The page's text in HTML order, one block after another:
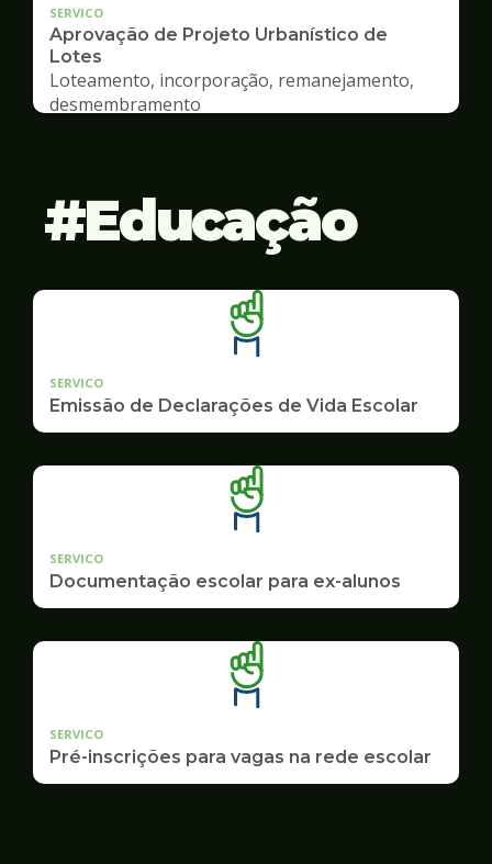
SERVICO
Aprovação de Projeto Urbanístico de
Lotes
Loteamento, incorporação, remanejamento,
desmembramento
Educação
SERVICO
Emissão de Declarações de Vida Escolar
SERVICO
Documentação escolar para ex-alunos
SERVICO
Pré-inscrições para vagas na rede escolar